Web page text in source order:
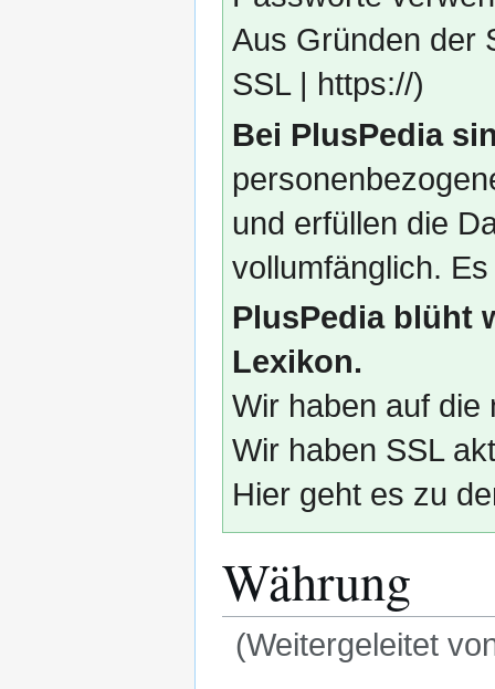
Aus Gründen der
SSL | https://)
Bei PlusPedia
und erfüllen die
vollumfänglich.
PlusPedia blüht
Lexikon.
Wir haben auf die
Wir haben SSL
Hier geht es zu
Währung
(Weitergeleitet